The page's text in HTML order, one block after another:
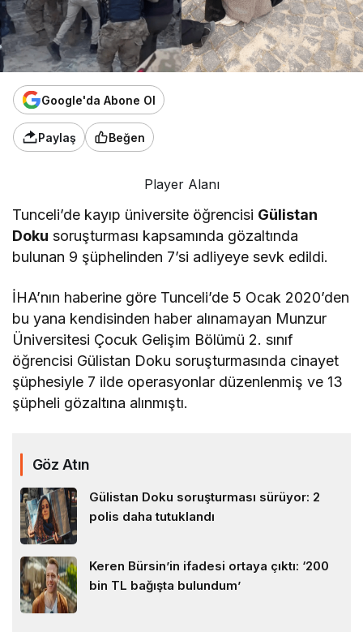
Google'da Abone Ol
Paylaş Beğen
Player Alanı
Tunceli’de kayıp üniversite öğrencisi Gülistan
Doku soruşturması kapsamında gözaltında
bulunan 9 şüphelinden 7’si adliyeye sevk edildi.
İHA’nın haberine göre Tunceli’de 5 Ocak 2020’den
bu yana kendisinden haber alınamayan Munzur
Üniversitesi Çocuk Gelişim Bölümü 2. sınıf
öğrencisi Gülistan Doku soruşturmasında cinayet
şüphesiyle 7 ilde operasyonlar düzenlenmiş ve 13
şüpheli gözaltına alınmıştı.
Göz Atın
Gülistan Doku soruşturması sürüyor: 2
polis daha tutuklandı
Keren Bürsin’in ifadesi ortaya çıktı: ‘200
bin TL bağışta bulundum’